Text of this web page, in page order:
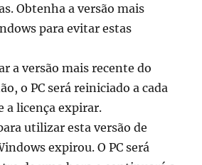
Obtenha a versão mais
para evitar estas
a versão mais recente do
o PC será reiniciado a cada
a licença expirar.
utilizar esta versão de
expirou. O PC será